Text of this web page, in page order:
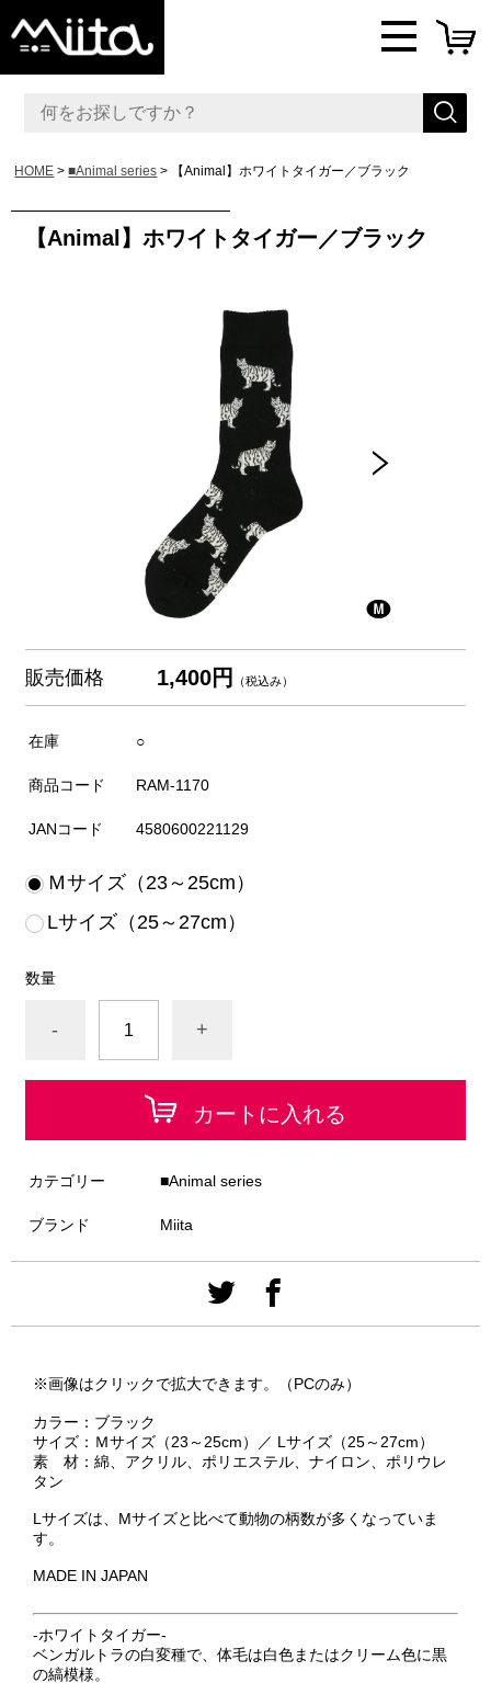
HOME ■Animal series 【Animal】ホワイトタイガー／ブラック
【Animal】ホワイトタイガー／ブラック
販売価格 1,400円 （税込み）
在庫 ○
商品コード RAM-1170
JANコード 4580600221129
Ｍサイズ（23～25cm）
Lサイズ（25～27cm）
数量
- +
カートに入れる
カテゴリー ■Animal series
ブランド Miita
※画像はクリックで拡大できます。（PCのみ）
カラー：ブラック
サイズ：Ｍサイズ（23～25cm）／ Lサイズ（25～27cm）
素 材：綿、アクリル、ポリエステル、ナイロン、ポリウレ
タン
Lサイズは、Mサイズと比べて動物の柄数が多くなっていま
す。
MADE IN JAPAN
‐ホワイトタイガー‐
ベンガルトラの白変種で、体毛は白色またはクリーム色に黒
の縞模様。